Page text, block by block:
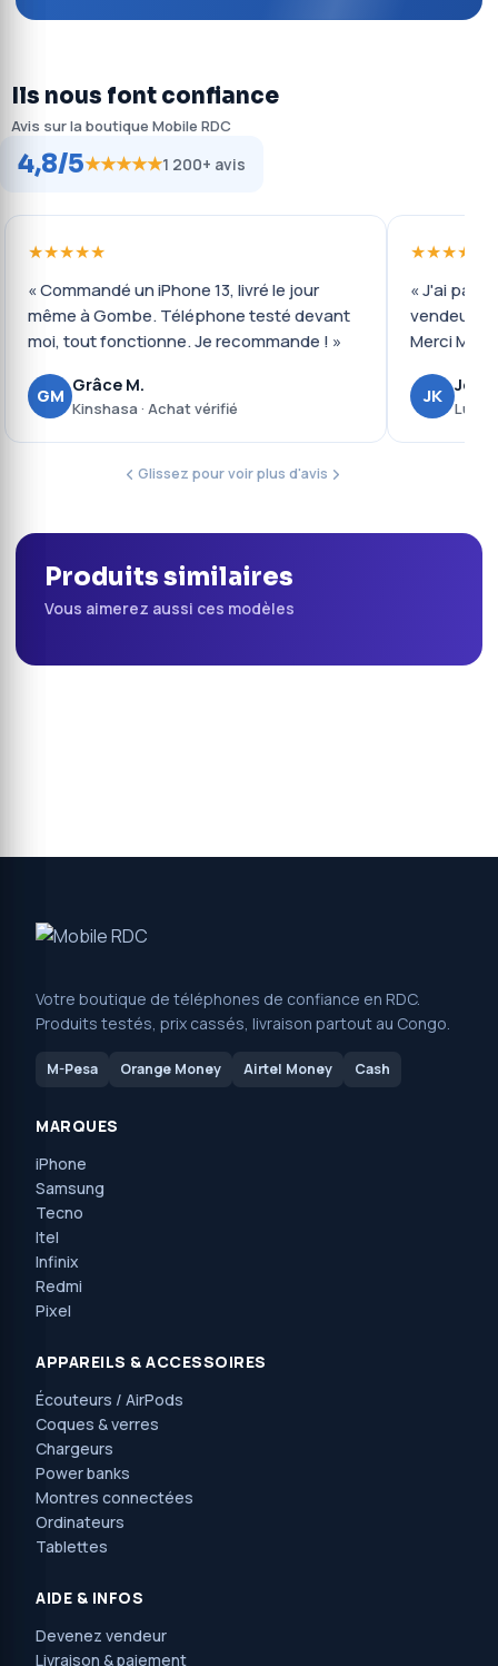
Ils nous font confiance
Avis sur la boutique Mobile RDC
4,8/5★★★★★1 200+ avis
★★★★★
« Commandé un iPhone 13, livré le jour
même à Gombe. Téléphone testé devant
moi, tout fonctionne. Je recommande ! »
GM Grâce M.
Kinshasa · Achat vérifié
★★★★★
« J'ai payé
vendeur
Merci
JK
Glissez pour voir plus d'avis
Produits similaires
Vous aimerez aussi ces modèles
Votre boutique de téléphones de confiance en RDC.
Produits testés, prix cassés, livraison partout au Congo.
M-Pesa Orange Money Airtel Money Cash
MARQUES
iPhone
Samsung
Tecno
Itel
Infinix
Redmi
Pixel
APPAREILS & ACCESSOIRES
Écouteurs / AirPods
Coques & verres
Chargeurs
Power banks
Montres connectées
Ordinateurs
Tablettes
AIDE & INFOS
Devenez vendeur
Livraison & paiement